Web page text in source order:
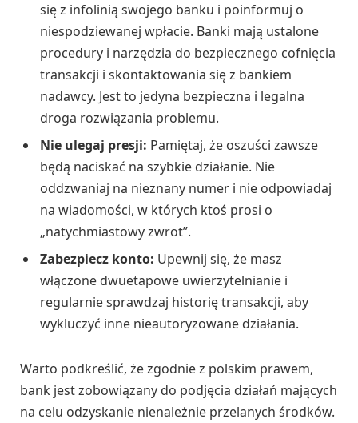
się z infolinią swojego banku i poinformuj o
niespodziewanej wpłacie. Banki mają ustalone
procedury i narzędzia do bezpiecznego cofnięcia
transakcji i skontaktowania się z bankiem
nadawcy. Jest to jedyna bezpieczna i legalna
droga rozwiązania problemu.
Nie ulegaj presji: Pamiętaj, że oszuści zawsze
będą naciskać na szybkie działanie. Nie
oddzwaniaj na nieznany numer i nie odpowiadaj
na wiadomości, w których ktoś prosi o
„natychmiastowy zwrot”.
Zabezpiecz konto: Upewnij się, że masz
włączone dwuetapowe uwierzytelnianie i
regularnie sprawdzaj historię transakcji, aby
wykluczyć inne nieautoryzowane działania.
Warto podkreślić, że zgodnie z polskim prawem,
bank jest zobowiązany do podjęcia działań mających
na celu odzyskanie nienależnie przelanych środków.